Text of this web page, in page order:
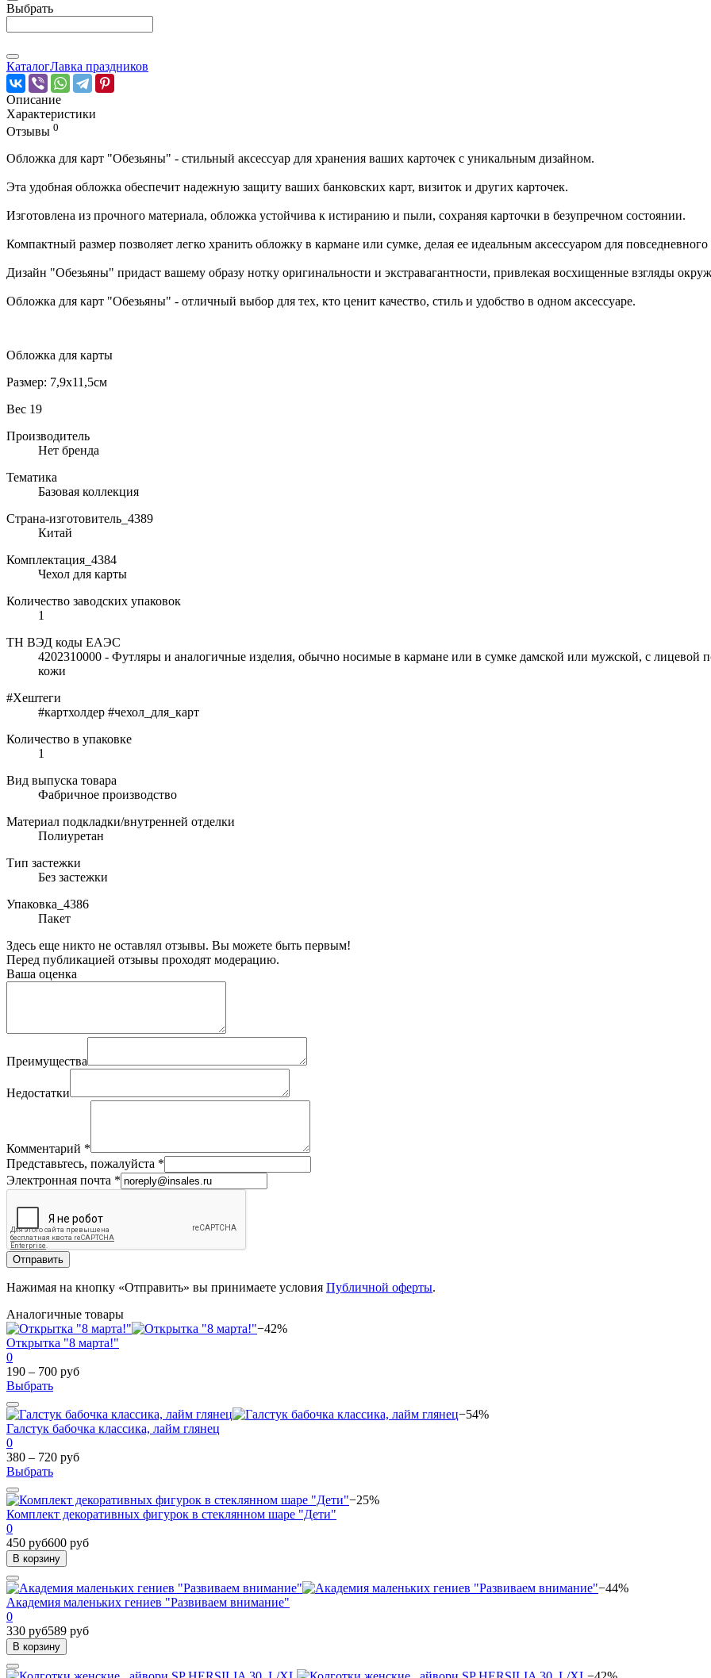
Выбрать
КаталогЛавка праздников
Описание
Характеристики
Отзывы 0
Обложка для карт "Обезьяны" - стильный аксессуар для хранения ваших карточек с уникальным дизайном.
Эта удобная обложка обеспечит надежную защиту ваших банковских карт, визиток и других карточек.
Изготовлена из прочного материала, обложка устойчива к истиранию и пыли, сохраняя карточки в безупречном состоянии.
Компактный размер позволяет легко хранить обложку в кармане или сумке, делая ее идеальным аксессуаром для повседневного
Дизайн "Обезьяны" придаст вашему образу нотку оригинальности и экстравагантности, привлекая восхищенные взгляды
Обложка для карт "Обезьяны" - отличный выбор для тех, кто ценит качество, стиль и удобство в одном аксессуаре.
Обложка для карты
Размер: 7,9х11,5см
Вес 19
Производитель
Нет бренда
Тематика
Базовая коллекция
Страна-изготовитель_4389
Китай
Комплектация_4384
Чехол для карты
Количество заводских упаковок
1
ТН ВЭД коды ЕАЭС
4202310000 - Футляры и аналогичные изделия, обычно носимые в кармане или в сумке дамской или мужской, с лицевой
кожи
#Хештеги
#картхолдер #чехол_для_карт
Количество в упаковке
1
Вид выпуска товара
Фабричное производство
Материал подкладки/внутренней отделки
Полиуретан
Тип застежки
Без застежки
Упаковка_4386
Пакет
Здесь еще никто не оставлял отзывы. Вы можете быть первым!
Перед публикацией отзывы проходят модерацию.
Ваша оценка
Преимущества
Недостатки
Комментарий *
Представьтесь, пожалуйста *
Электронная почта *
Отправить
Нажимая на кнопку «Отправить» вы принимаете условия Публичной оферты.
Аналогичные товары
−42%
Открытка "8 марта!"
0
190 – 700 руб
Выбрать
−54%
Галстук бабочка классика, лайм глянец
0
380 – 720 руб
Выбрать
−25%
Комплект декоративных фигурок в стеклянном шаре "Дети"
0
450 руб600 руб
В корзину
−44%
Академия маленьких гениев "Развиваем внимание"
0
330 руб589 руб
В корзину